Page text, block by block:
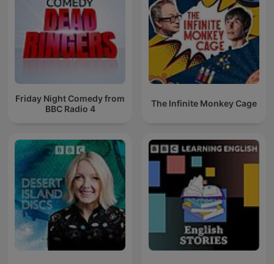
Friday Night Comedy from
BBC Radio 4
The Infinite Monkey Cage